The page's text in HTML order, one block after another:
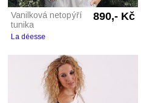
Vanilková netopýří
tunika
890,- Kč
La déesse